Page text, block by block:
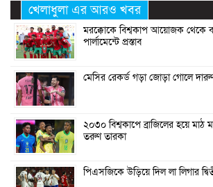
খেলাধুলা এর আরও খবর
মরক্কোকে বিশ্বকাপ আয়োজক থেকে
পার্লামেন্টে প্রস্তাব
মেসির রেকর্ড গড়া জোড়া গোলে
২০৩০ বিশ্বকাপে ব্রাজিলের হয়ে মাঠ
তরুণ তারকা
পিএসজিকে উড়িয়ে দিল লা লিগার